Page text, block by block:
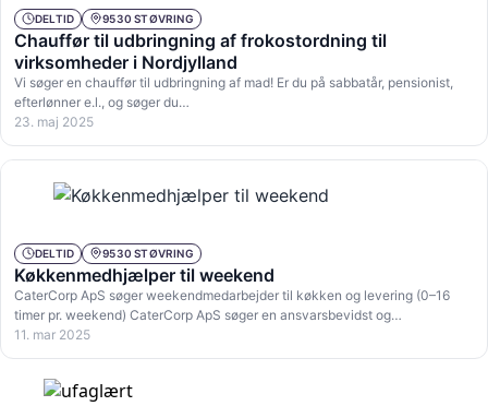
DELTID 9530 STØVRING
Chauffør til udbringning af frokostordning til
virksomheder i Nordjylland
Vi søger en chauffør til udbringning af mad! Er du på sabbatår, pensionist,
efterlønner e.l., og søger du…
23. maj 2025
DELTID 9530 STØVRING
Køkkenmedhjælper til weekend
CaterCorp ApS søger weekendmedarbejder til køkken og levering (0–16
timer pr. weekend) CaterCorp ApS søger en ansvarsbevidst og…
11. mar 2025